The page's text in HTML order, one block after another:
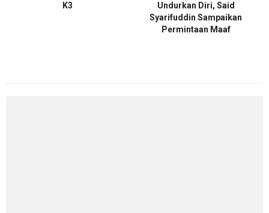
K3
Undurkan Diri, Said
Syarifuddin Sampaikan
Permintaan Maaf